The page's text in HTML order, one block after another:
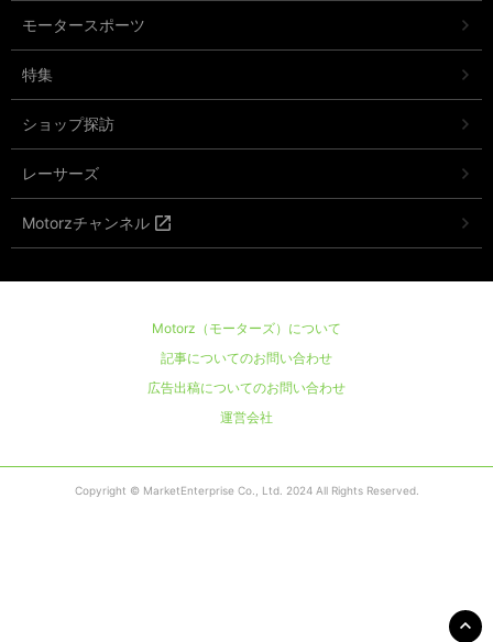
モータースポーツ
特集
ショップ探訪
レーサーズ
Motorzチャンネル
Motorz（モーターズ）について
記事についてのお問い合わせ
広告出稿についてのお問い合わせ
運営会社
Copyright © MarketEnterprise Co., Ltd. 2024 All Rights Reserved.